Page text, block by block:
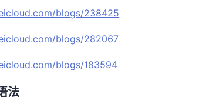
blogs/238425
blogs/282067
blogs/183594
法